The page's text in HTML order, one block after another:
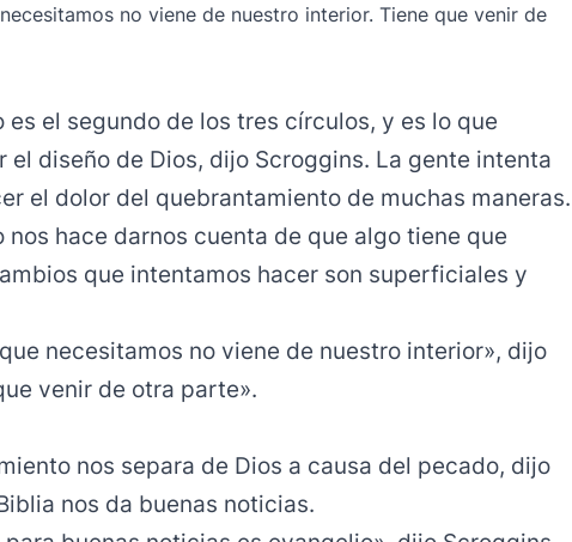
no viene de nuestro interior. Tiene que venir de
es el segundo de los tres círculos, y es lo que
el diseño de Dios, dijo Scroggins. La gente intenta
el dolor del quebrantamiento de muchas maneras.
nos hace darnos cuenta de que algo tiene que
que intentamos hacer son superficiales y
necesitamos no viene de nuestro interior», dijo
venir de otra parte».
nos separa de Dios a causa del pecado, dijo
nos da buenas noticias.